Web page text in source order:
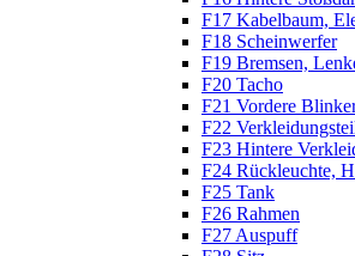
F17 Kabelbaum,
F18 Scheinwerfer
F19 Bremsen,
F20 Tacho
F21 Vordere
F22
F23 Hintere
F24 Rückleuchte,
F25 Tank
F26 Rahmen
F27 Auspuff